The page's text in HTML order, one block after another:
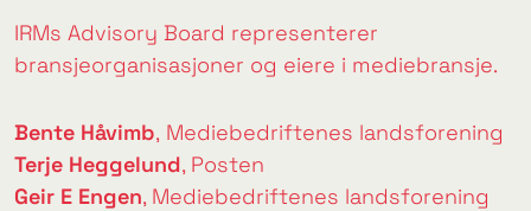
IRMs Advisory Board representerer
bransjeorganisasjoner og eiere i mediebransje.
Bente Håvimb, Mediebedriftenes landsforening
Terje Heggelund, Posten
Geir E Engen, Mediebedriftenes landsforening